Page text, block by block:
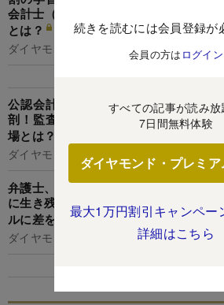
続きを読むには会員登録が
会員の方は ログイン
すべての記事が読み放
7日間無料体験
ダイヤモンド・プレミ
最大1万円割引キャンペー
詳細はこちら
会計士（USCPA）」に30～50代が大注
とは？
ダイヤモンド編集部,大根田康介
公認会計士の「年収・出世・キャリア
剖！監査法人以上の“高年収＆やりが
場とは？
ダイヤモンド編集部,片田江康男
弁護士、行政書士、会計士、税理士…
に生き残りたい士業と士業志望者は必見
ルに差をつける「生成AIツール16選」
ダイヤモンド編集部,大根田康介